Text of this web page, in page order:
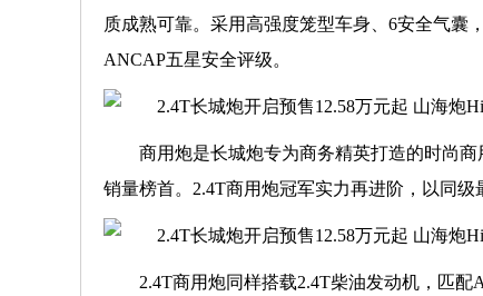
质成熟可靠。采用高强度笼型车身、6安全气囊
ANCAP五星安全评级。
商用炮是长城炮专为商务精英打造的时尚
销量榜首。2.4T商用炮冠军实力再进阶，以同
2.4T商用炮同样搭载2.4T柴油发动机，匹